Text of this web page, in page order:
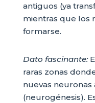
antiguos (ya
mientras que los
formarse.
Dato fascinante:
raras zonas
nuevas
(neurogénesis).